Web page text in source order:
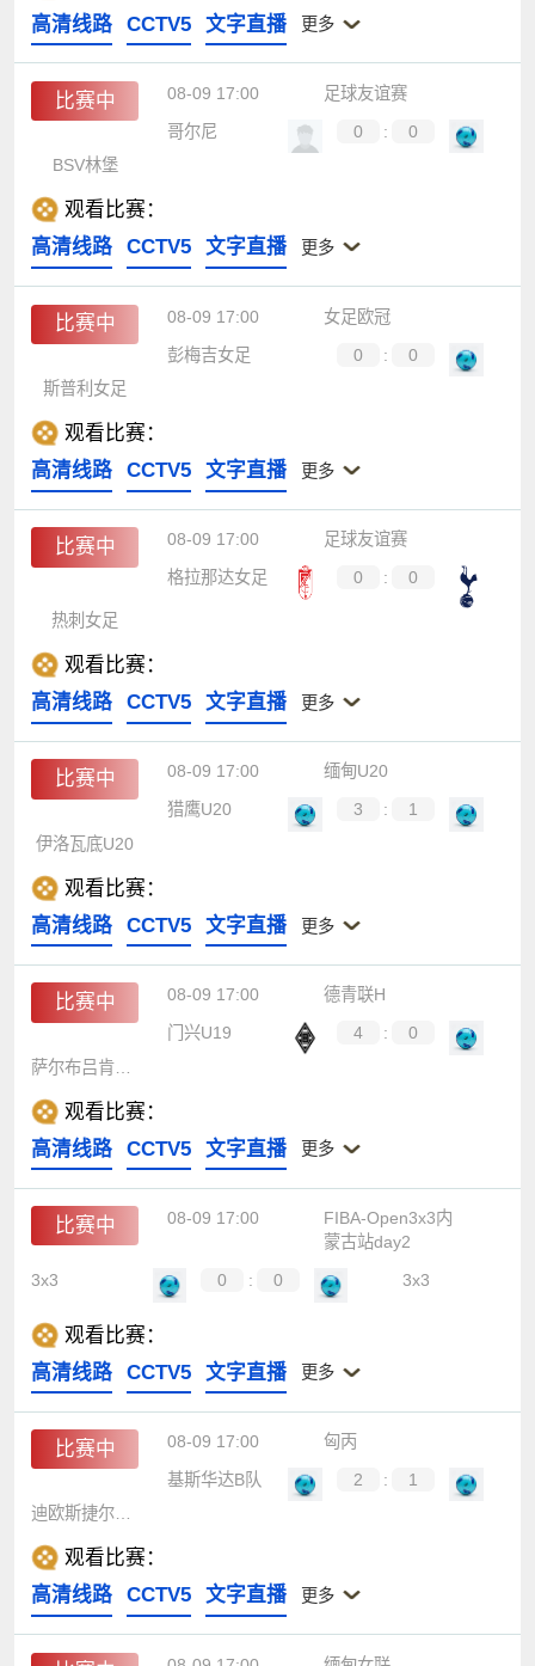
高清线路
CCTV5 文字直播 更多
比赛中 08-09 17:00
足球友谊赛
哥尔尼
0 :
0
BSV林堡
观看比赛：
高清线路
CCTV5 文字直播 更多
比赛中 08-09 17:00
女足欧冠
彭梅吉女足
0 :
0
斯普利女足
观看比赛：
高清线路
CCTV5 文字直播 更多
比赛中 08-09 17:00
足球友谊赛
格拉那达女足
0 : 0
热刺女足
观看比赛：
高清线路
CCTV5 文字直播 更多
比赛中 08-09 17:00
缅甸U20
猎鹰U20
3 :
1
伊洛瓦底U20
观看比赛：
高清线路
CCTV5 文字直播 更多
比赛中 08-09 17:00
德青联H
门兴U19
4 :
0
观看比赛：
高清线路
CCTV5 文字直播 更多
比赛中 08-09 17:00
FIBA-Open3x3内
蒙古站day2
3x3
0 : 0 3x3
观看比赛：
高清线路
CCTV5 文字直播 更多
比赛中 08-09 17:00
匈丙
基斯华达B队
2 :
1
迪欧斯捷尔二队
观看比赛：
高清线路
CCTV5 文字直播 更多